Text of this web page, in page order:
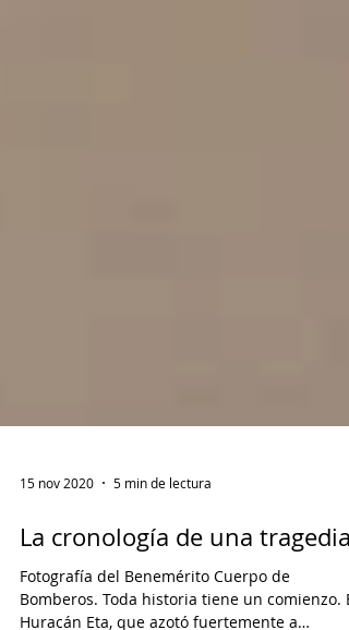
15 nov 2020 5 min de lectura